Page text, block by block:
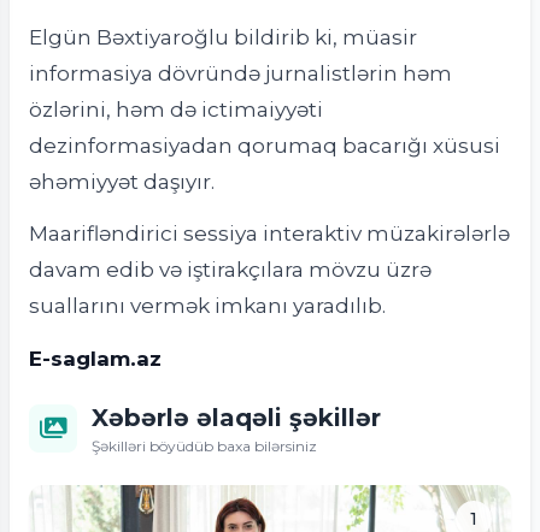
Elgün Bəxtiyaroğlu bildirib ki, müasir
informasiya dövründə jurnalistlərin həm
özlərini, həm də ictimaiyyəti
dezinformasiyadan qorumaq bacarığı xüsusi
əhəmiyyət daşıyır.
Maarifləndirici sessiya interaktiv müzakirələrlə
davam edib və iştirakçılara mövzu üzrə
suallarını vermək imkanı yaradılıb.
E-saglam.az
Xəbərlə əlaqəli şəkillər
Şəkilləri böyüdüb baxa bilərsiniz
1